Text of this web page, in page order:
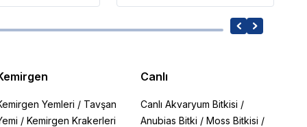
Yemleri / Tavşan
/ Kemirgen Krakerleri
Canlı
Canlı Akvaryum Bitkisi /
Anubias Bitki /Moss Bitkisi /